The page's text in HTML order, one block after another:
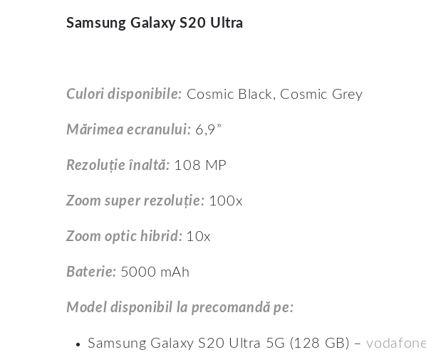
Samsung Galaxy S20 Ultra
Culori disponibile: Cosmic Black, Cosmic Grey
Mărimea ecranului: 6,9”
Rezoluție înaltă: 108 MP
Zoom super rezoluție: 100x
Zoom optic hibrid: 10x
Baterie: 5000 mAh
Model disponibil la precomandă pe:
Samsung Galaxy S20 Ultra 5G (128 GB) –